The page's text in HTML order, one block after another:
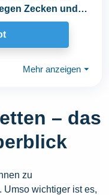
Zecken und
Mehr anzeigen ⏷
– das
zu
wichtiger ist es,